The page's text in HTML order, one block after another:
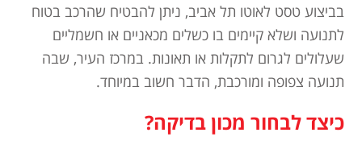
בביצוע טסט לאוטו תל אביב, ניתן להבטיח שהרכב בטוח
לתנועה ושלא קיימים בו כשלים מכאניים או חשמליים
שעלולים לגרום לתקלות או תאונות. במרכז העיר, שבה
תנועה צפופה ומורכבת, הדבר חשוב במיוחד.
כיצד לבחור מכון בדיקה?